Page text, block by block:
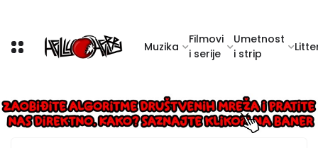
Muzika
Filmovi
i serije
Umetnost
i strip